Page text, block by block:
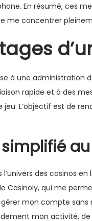
En résumé, ces
me concentrer
à une administration
rapide et à des
jeu. L’objectif est de
l’univers des casinos
Casinoly, qui me
mon compte sans
mon activité,